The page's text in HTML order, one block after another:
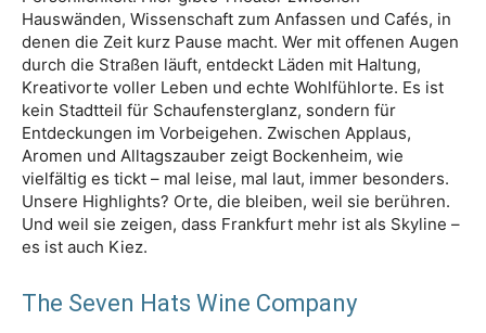
Hauswänden, Wissenschaft zum Anfassen und Cafés, in
denen die Zeit kurz Pause macht. Wer mit offenen Augen
durch die Straßen läuft, entdeckt Läden mit Haltung,
Kreativorte voller Leben und echte Wohlfühlorte. Es ist
kein Stadtteil für Schaufensterglanz, sondern für
Entdeckungen im Vorbeigehen. Zwischen Applaus,
Aromen und Alltagszauber zeigt Bockenheim, wie
vielfältig es tickt – mal leise, mal laut, immer besonders.
Unsere Highlights? Orte, die bleiben, weil sie berühren.
Und weil sie zeigen, dass Frankfurt mehr ist als Skyline –
es ist auch Kiez.
The Seven Hats Wine Company